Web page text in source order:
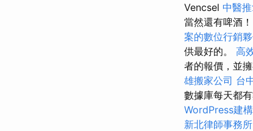
Vencsel 中醫
當然還有啤酒
案的數位行銷
供最好的。 高
者的報價，並
雄搬家公司 台
數據庫每天都
WordPress建
新北律師事務所